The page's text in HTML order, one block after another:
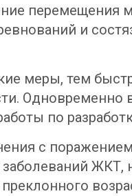
перемещения
и
меры, тем
по
с
ЖКТ,